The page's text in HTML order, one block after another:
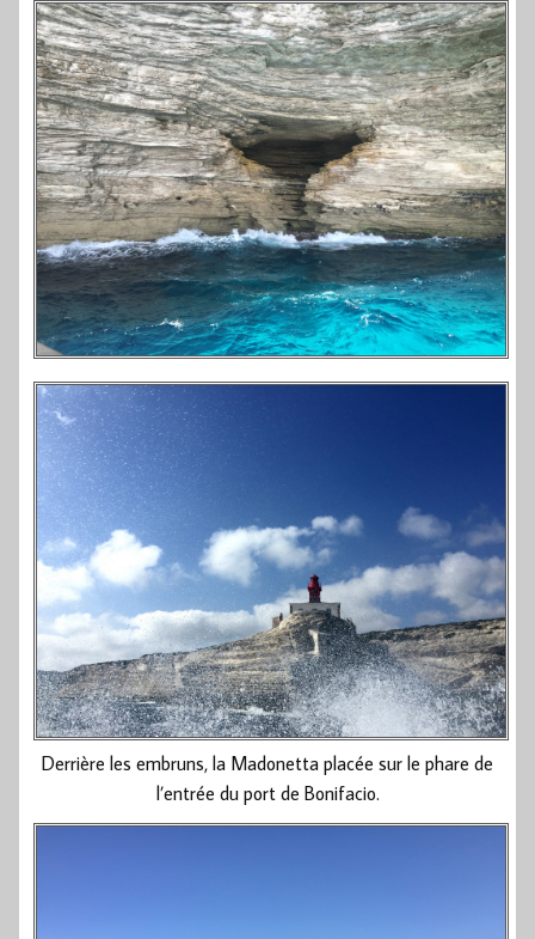
Derrière les embruns, la Madonetta placée sur le phare de
l’entrée du port de Bonifacio.